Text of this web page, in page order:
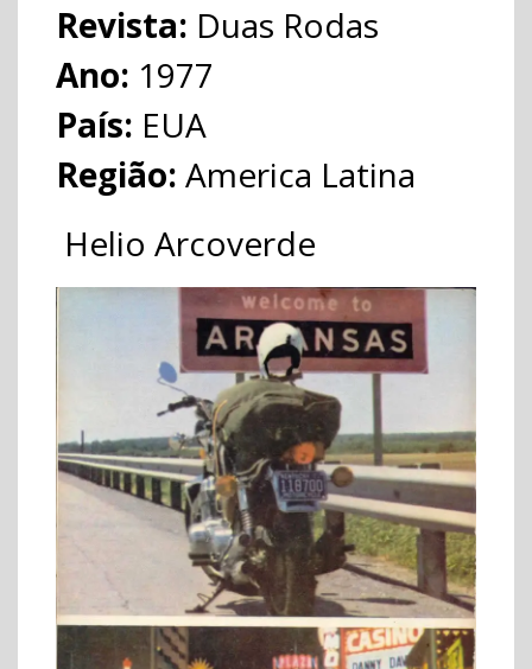
Revista: Duas Rodas
Ano: 1977
País: EUA
Região: America Latina
Helio Arcoverde